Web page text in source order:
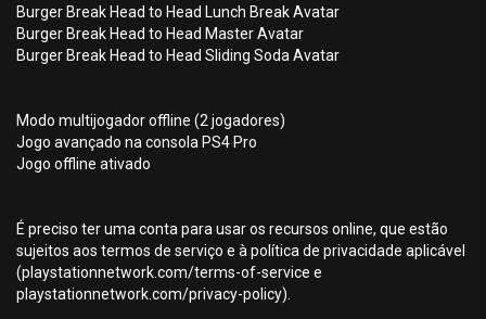
Burger Break Head to Head Lunch Break Avatar
Burger Break Head to Head Master Avatar
Burger Break Head to Head Sliding Soda Avatar
Modo multijogador offline (2 jogadores)
Jogo avançado na consola PS4 Pro
Jogo offline ativado
É preciso ter uma conta para usar os recursos online, que estão
sujeitos aos termos de serviço e à política de privacidade aplicável
(playstationnetwork.com/terms-of-service e
playstationnetwork.com/privacy-policy).